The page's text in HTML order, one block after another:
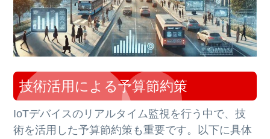
技術活用による予算節約策
IoTデバイスのリアルタイム監視を行う中で、技
術を活用した予算節約策も重要です。以下に具体